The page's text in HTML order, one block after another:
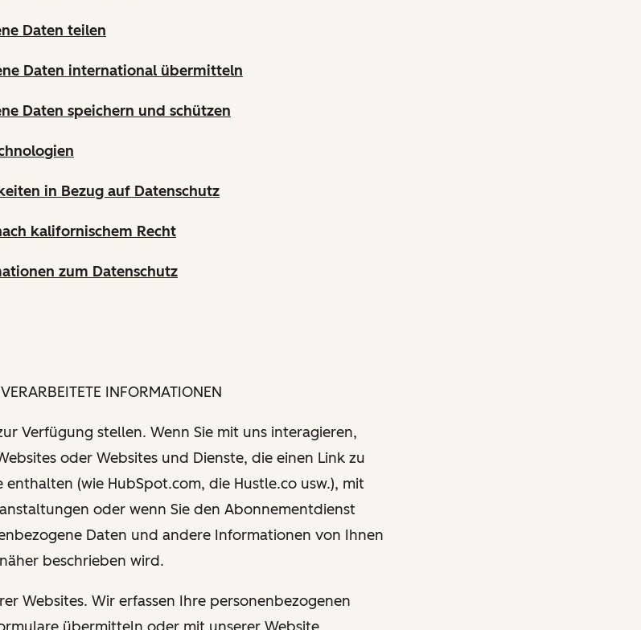
Daten teilen
Daten international übermitteln
Daten speichern und schützen
in Bezug auf Datenschutz
kalifornischem Recht
zum Datenschutz
INFORMATIONEN
Verfügung stellen. Wenn Sie mit uns interagieren,
oder Websites und Dienste, die einen Link zu
(wie HubSpot.com, die Hustle.co usw.), mit
oder wenn Sie den Abonnementdienst
Daten und andere Informationen von Ihnen
beschrieben wird.
Websites. Wir erfassen Ihre personenbezogenen